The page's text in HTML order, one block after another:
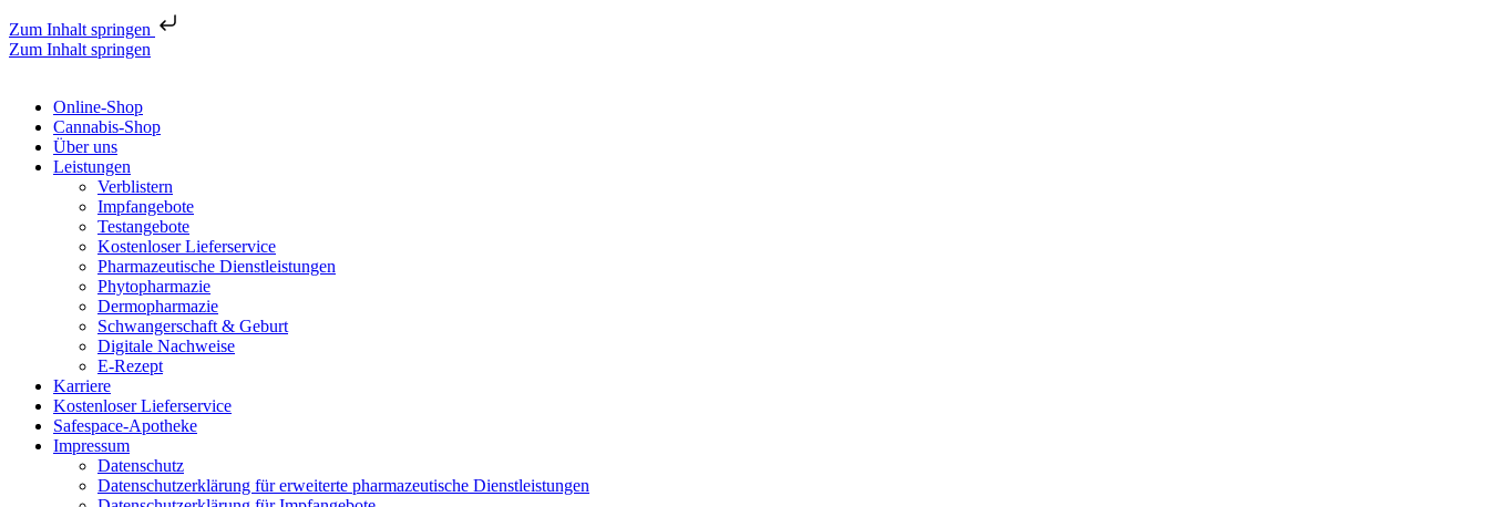
Zum Inhalt springen
Zum Inhalt springen
Online-Shop
Cannabis-Shop
Über uns
Leistungen
Verblistern
Impfangebote
Testangebote
Kostenloser Lieferservice
Pharmazeutische Dienstleistungen
Phytopharmazie
Dermopharmazie
Schwangerschaft & Geburt
Digitale Nachweise
E-Rezept
Karriere
Kostenloser Lieferservice
Safespace-Apotheke
Impressum
Datenschutz
Datenschutzerklärung für erweiterte pharmazeutische Dienstleistungen